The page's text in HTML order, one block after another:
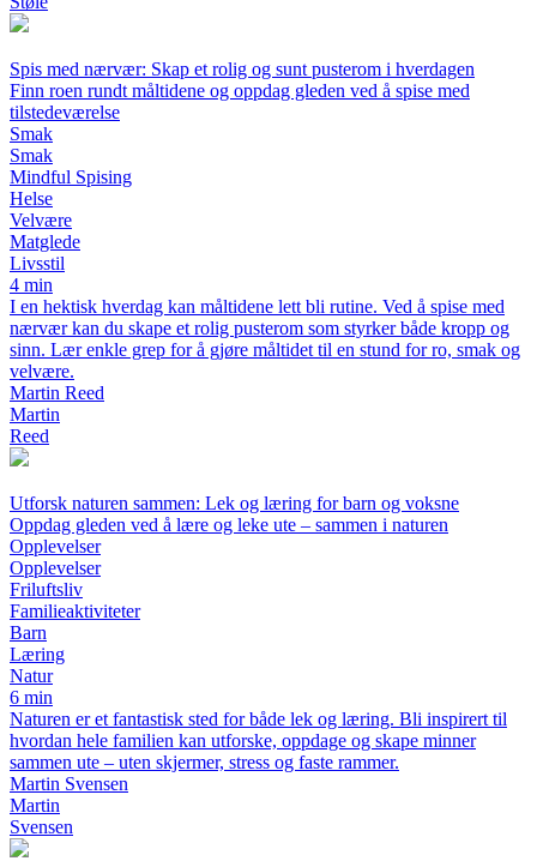
Spis med nærvær: Skap et rolig og sunt pusterom i hverdagen
Finn roen rundt måltidene og oppdag gleden ved å spise med
tilstedeværelse
Smak
Smak
Mindful Spising
Helse
Velvære
Matglede
Livsstil
4 min
I en hektisk hverdag kan måltidene lett bli rutine. Ved å spise med
nærvær kan du skape et rolig pusterom som styrker både kropp og
sinn. Lær enkle grep for å gjøre måltidet til en stund for ro, smak og
velvære.
Martin Reed
Martin
Reed
Utforsk naturen sammen: Lek og læring for barn og voksne
Oppdag gleden ved å lære og leke ute – sammen i naturen
Opplevelser
Opplevelser
Friluftsliv
Familieaktiviteter
Barn
Læring
Natur
6 min
Naturen er et fantastisk sted for både lek og læring. Bli inspirert til
hvordan hele familien kan utforske, oppdage og skape minner
sammen ute – uten skjermer, stress og faste rammer.
Martin Svensen
Martin
Svensen